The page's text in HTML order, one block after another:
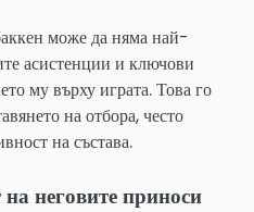
може да няма най-
асистенции и ключови
му върху играта. Това го
на отбора, често
на състава.
неговите приноси